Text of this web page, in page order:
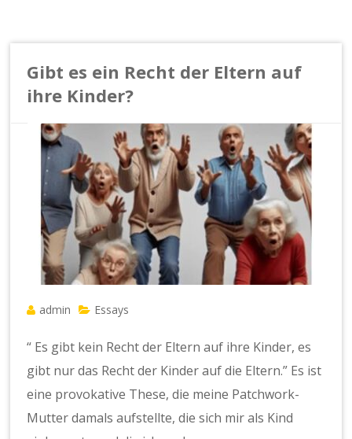
Gibt es ein Recht der Eltern auf
ihre Kinder?
admin Essays
“ Es gibt kein Recht der Eltern auf ihre Kinder, es
gibt nur das Recht der Kinder auf die Eltern.” Es ist
eine provokative These, die meine Patchwork-
Mutter damals aufstellte, die sich mir als Kind